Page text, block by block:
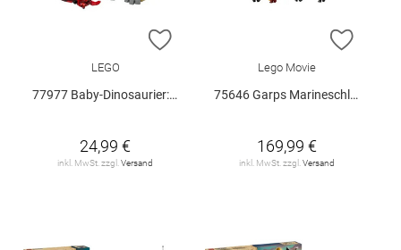
ZUR WUNSCHLISTE HINZUFÜGEN
LEGO
77977 Baby-Dinosaurier: Pteranodon V29
24,99 €
inkl. MwSt. zzgl. Versand
ZUR
Lego Movie
75646 Garps Marineschlachtschiff V29
169,99 €
inkl. MwSt. zzgl. Versand